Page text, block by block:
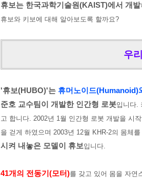
휴보는 한국과학기술원(KAIST)에서 개발
휴보와 키보에 대해 알아보도록 할까요?
우
'휴보(HUBO)'는 휴머노이드(Humanoid)
준호 교수팀이 개발한 인간형 로봇입니다.
고 합니다. 2002년 1월 인간형 로봇 개발을 시
을 걷게 하였으며 2003년 12월 KHR-2의 몸체
시켜 내놓은 모델이 휴보 입니다.
41개의 전동기(모터)를 갖고 있어 몸을 자연